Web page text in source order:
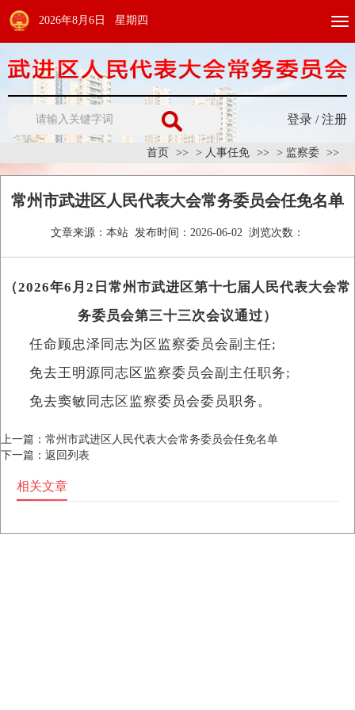
2026年8月6日 星期四
登录 /注册
首页 > 人事任免 > 监察委
常州市武进区人民代表大会常务委员会任免名单
文章来源： 本站 发布时间： 2026-06-02 浏览次数：
（2026年6月2日常州市武进区第十七届人民代表大会常
务委员会第三十三次会议通过）
任命顾忠泽同志为区监察委员会副主任;
免去王明源同志区监察委员会副主任职务;
免去窦敏同志区监察委员会委员职务。
上一篇： 常州市武进区人民代表大会常务委员会任免名单
下一篇： 返回列表
相关文章